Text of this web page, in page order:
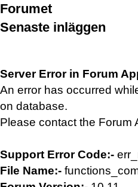
Forumet
Senaste inläggen
Server Error in Forum
An error has occurred
on database.
Please contact the Forum
Support Error Code:-
File Name:-